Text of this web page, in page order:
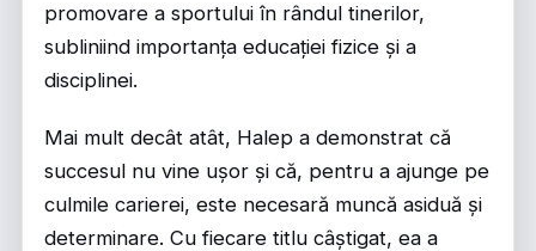
promovare a sportului în rândul tinerilor,
subliniind importanța educației fizice și a
disciplinei.
Mai mult decât atât, Halep a demonstrat că
succesul nu vine ușor și că, pentru a ajunge pe
culmile carierei, este necesară muncă asiduă și
determinare. Cu fiecare titlu câștigat, ea a